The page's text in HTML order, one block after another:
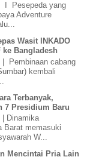
I Pesepeda yang
Adventure
Wasit INKADO
Bangladesh
| Pembinaan cabang
kembali
Terbanyak,
7 Presidium Baru
| Dinamika
Barat memasuki
W...
Mencintai Pria Lain